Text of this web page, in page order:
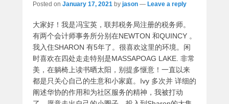
Posted on January 17, 2021 by jason — Leave a reply
大家好！我是冯宝英，联邦税务局注册的税务师。
有两个会计师事务所分别在NEWTON 和QUINCY 。
我入住SHARON 有5年了。很喜欢这里的环境。闲
时喜欢在四处走走特别是MASSAPOAG LAKE. 非常
美，在躺椅上读书晒太阳，别提多惬意！一直以来
都是只关心自己的生意和小家庭。Ivy 多次并 详细的
阐述华协的作用和为社区服务的精神，我被打动